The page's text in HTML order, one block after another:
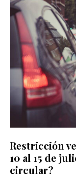
Restricción
10 al 15 de
circular?